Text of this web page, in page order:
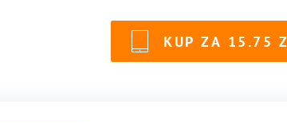
KUP ZA 15.75